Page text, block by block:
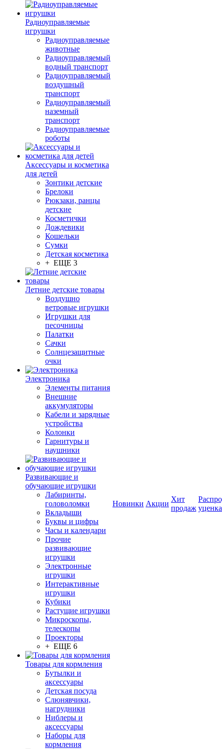
Радиоуправляемые
игрушки
Радиоуправляемые
животные
Радиоуправляемый
водный транспорт
Радиоуправляемый
воздушный
транспорт
Радиоуправляемый
наземный
транспорт
Радиоуправляемые
роботы
Аксессуары и косметика
для детей
Зонтики детские
Брелоки
Рюкзаки, ранцы
детские
Косметички
Дождевики
Кошельки
Сумки
Детская косметика
+ ЕЩЕ 3
Летние детские товары
Воздушно
ветровые игрушки
Игрушки для
песочницы
Палатки
Сачки
Солнцезащитные
очки
Электроника
Элементы питания
Внешние
аккумуляторы
Кабели и зарядные
устройства
Колонки
Гарнитуры и
наушники
Развивающие и
обучающие игрушки
Лабиринты,
головоломки
Вкладыши
Буквы и цифры
Часы и календари
Прочие
развивающие
игрушки
Электронные
игрушки
Интерактивные
игрушки
Кубики
Растущие игрушки
Микроскопы,
телескопы
Проекторы
+ ЕЩЕ 6
Товары для кормления
Бутылки и
аксессуары
Детская посуда
Слюнявчики,
нагрудники
Ниблеры и
аксессуары
Наборы для
кормления
Новинки Акции
Хит
продаж уценка